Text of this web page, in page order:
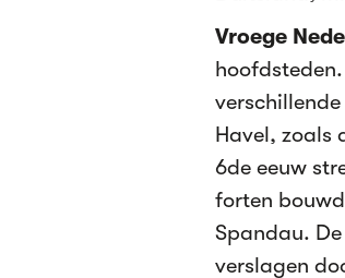
Vroege
Havel, zoals
6de eeuw
forten
Spandau.
verslagen